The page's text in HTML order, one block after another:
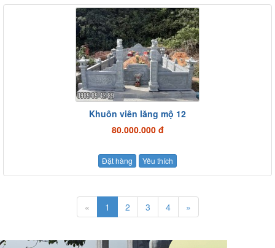
Khuôn viên lăng mộ 12
80.000.000 đ
Đặt hàng Yêu thích
« 1 2 3 4 »